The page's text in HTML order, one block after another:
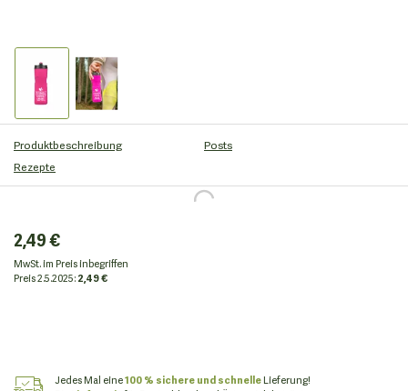
Produktbeschreibung
Posts
Rezepte
2,49 €
MwSt. im Preis inbegriffen
Preis2.5.2025:2,49 €
Jedes Mal eine100 % sichere und schnelleLieferung!